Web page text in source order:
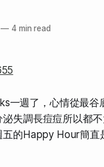
—4 min read
一週了，心情從最
失調長痘痘所以都
的Happy Hour簡